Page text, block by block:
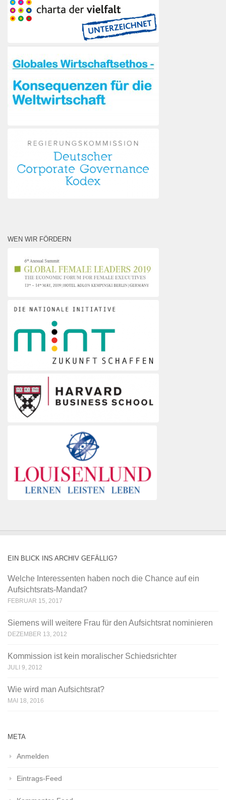
WEN WIR FÖRDERN
EIN BLICK INS ARCHIV GEFÄLLIG?
Welche Interessenten haben noch die Chance auf ein
Aufsichtsrats-Mandat?
FEBRUAR 15, 2017
Siemens will weitere Frau für den Aufsichtsrat nominieren
DEZEMBER 13, 2012
Kommission ist kein moralischer Schiedsrichter
JULI 9, 2012
Wie wird man Aufsichtsrat?
MAI 18, 2016
META
Anmelden
Eintrags-Feed